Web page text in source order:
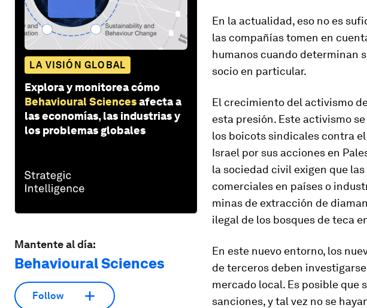
LA VISIÓN GLOBAL
Explora y monitorea cómo
Behavioural Sciencesafecta a
las economías, las industrias y
los problemas globales
Mantente al día:
Behavioural Sciences
Follow
En la actualidad, eso no es
las compañías tomen en
humanos cuando determinan
socio en particular.
El crecimiento del activismo
esta presión. Este activismo
los boicots sindicales contra
Israel por sus acciones en
la sociedad civil exigen que
comerciales en países o
minas de extracción de
ilegal de los bosques de teca
En este nuevo entorno, los
de terceros deben
mercado local. Es posible que
sanciones, y tal vez no se